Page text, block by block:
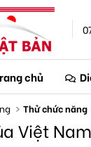
chủ
Thử chức năng
Việt